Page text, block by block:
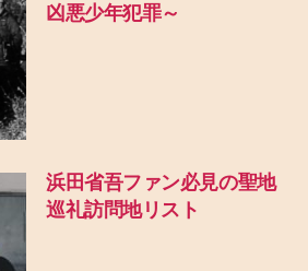
凶悪少年犯罪～
浜田省吾ファン必見の聖地
巡礼訪問地リスト